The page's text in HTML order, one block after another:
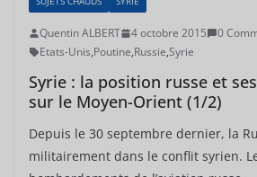
Quentin ALBERT 4 octobre 2015
0
Etats-Unis,Poutine,Russie,Syrie
Syrie : la position russe et
sur le Moyen-Orient (1/2)
Depuis le 30 septembre dernier, la
militairement dans le conflit syrien.